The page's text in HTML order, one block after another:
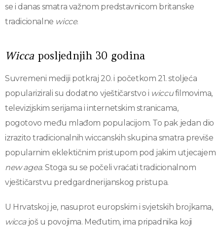
se i danas smatra važnom predstavnicom britanske
tradicionalne wicce.
Wicca posljednjih 30 godina
Suvremeni mediji potkraj 20. i početkom 21. stoljeća
popularizirali su dodatno vještičarstvo i wiccufilmovima,
televizijskim serijama i internetskim stranicama,
pogotovo među mlađom populacijom. To pak jedan dio
izrazito tradicionalnih wiccanskih skupina smatra previše
popularnim eklektičnim pristupom pod jakim utjecajem
new agea. Stoga su se počeli vraćati tradicionalnom
vještičarstvu predgardnerijanskog pristupa.
U Hrvatskoj je, nasuprot europskim i svjetskih brojkama,
wiccajoš u povojima. Međutim, ima pripadnika koji